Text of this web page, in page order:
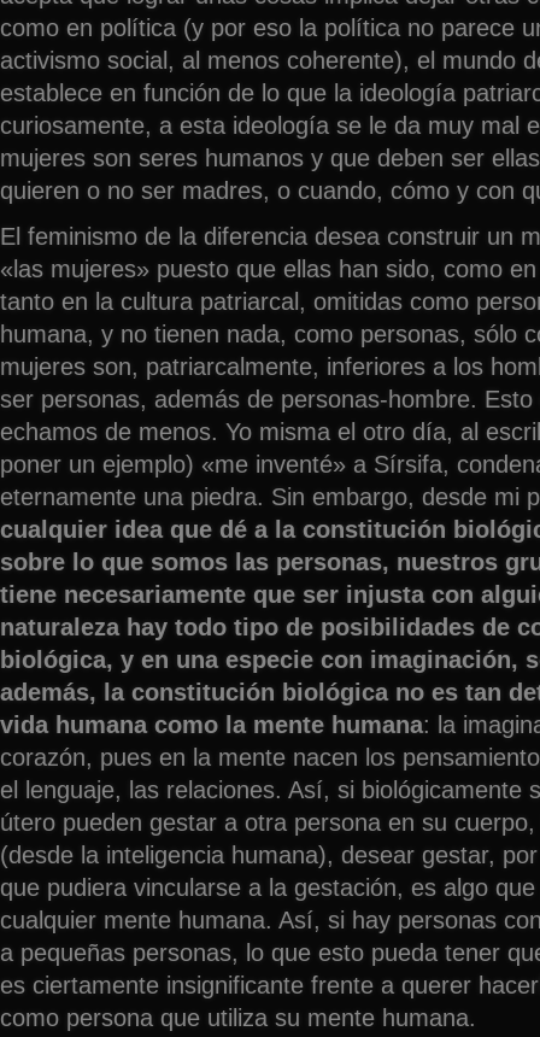
como en política (y por eso la política no parece
activismo social, al menos coherente), el mundo
establece en función de lo que la ideología
curiosamente, a esta ideología se le da muy mal
mujeres son seres humanos y que deben ser
quieren o no ser madres, o cuando, cómo y con
El feminismo de la diferencia desea construir un
«las mujeres» puesto que ellas han sido, como
tanto en la cultura patriarcal, omitidas como
humana, y no tienen nada, como personas, sólo
mujeres son, patriarcalmente, inferiores a los
ser personas, además de personas-hombre.
echamos de menos. Yo misma el otro día, al
poner un ejemplo) «me inventé» a Sírsifa,
eternamente una piedra. Sin embargo, desde mi
cualquier idea que dé a la constitución
sobre lo que somos las personas, nuestros
tiene necesariamente que ser injusta con
naturaleza hay todo tipo de posibilidades de
biológica, y en una especie con imaginación,
además, la constitución biológica no es tan
vida humana como la mente humana: la
corazón, pues en la mente nacen los
el lenguaje, las relaciones. Así, si biológicamente
útero pueden gestar a otra persona en su
(desde la inteligencia humana), desear gestar,
que pudiera vincularse a la gestación, es algo
cualquier mente humana. Así, si hay personas
a pequeñas personas, lo que esto pueda tener
es ciertamente insignificante frente a querer
como persona que utiliza su mente humana.